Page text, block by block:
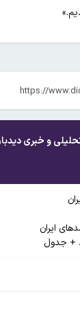
تحلیلی و خبری
+ جدول